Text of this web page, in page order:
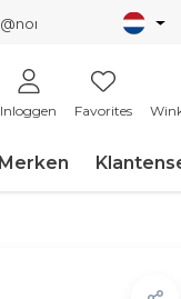
Inloggen Favorites
Merken